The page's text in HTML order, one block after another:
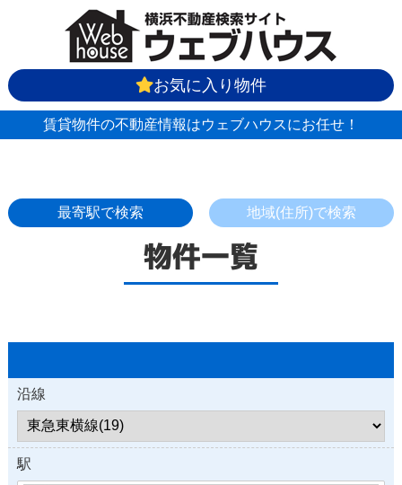
お気に入り物件
賃貸物件の不動産情報はウェブハウスにお任せ！
最寄駅で検索 地域(住所)で検索
物件一覧
沿線
駅